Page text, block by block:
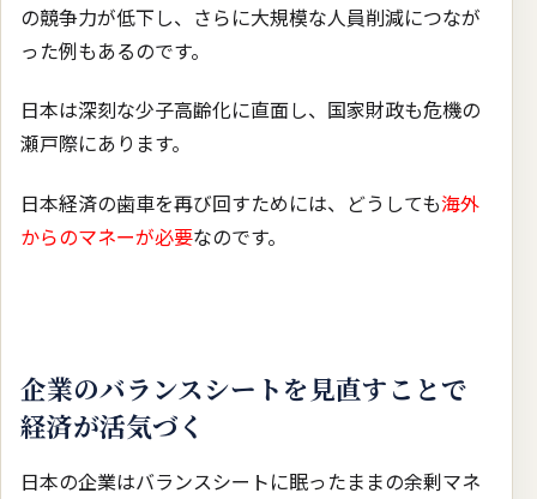
の競争力が低下し、さらに大規模な人員削減につなが
った例もあるのです。
日本は深刻な少子高齢化に直面し、国家財政も危機の
瀬戸際にあります。
日本経済の歯車を再び回すためには、どうしても海外
からのマネーが必要なのです。
企業のバランスシートを見直すことで
経済が活気づく
日本の企業はバランスシートに眠ったままの余剰マネ